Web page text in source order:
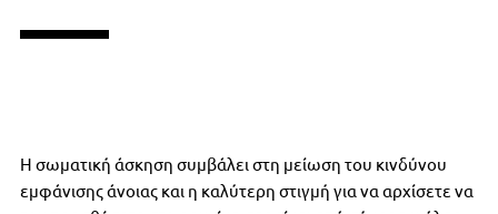
Η σωματική άσκηση συμβάλει στη μείωση του κινδύνου
εμφάνισης άνοιας και η καλύτερη στιγμή για να αρχίσετε να